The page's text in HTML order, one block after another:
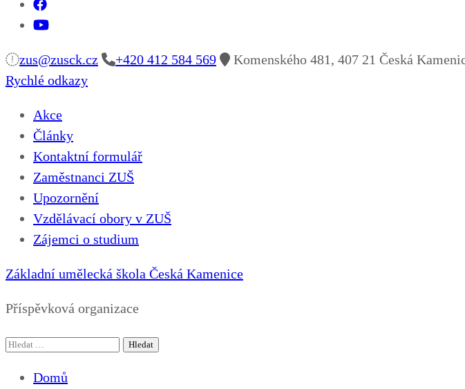
zus@zusck.cz +420 412 584 569
Komenského 481, 407 21 Česká
Rychlé odkazy
Akce
Články
Kontaktní formulář
Zaměstnanci ZUŠ
Upozornění
Vzdělávací obory v ZUŠ
Zájemci o studium
Základní umělecká škola Česká Kamenice
Příspěvková organizace
Vyhledávání
Domů